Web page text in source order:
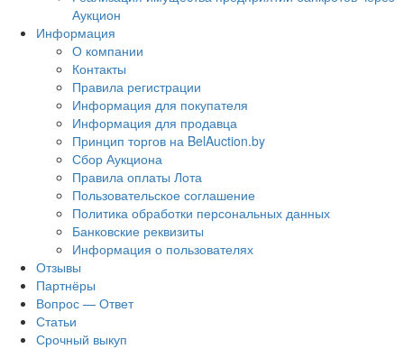
Аукцион
Информация
О компании
Контакты
Правила регистрации
Информация для покупателя
Информация для продавца
Принцип торгов на BelAuction.by
Сбор Аукциона
Правила оплаты Лота
Пользовательское соглашение
Политика обработки персональных данных
Банковские реквизиты
Информация о пользователях
Отзывы
Партнёры
Вопрос — Ответ
Статьи
Срочный выкуп